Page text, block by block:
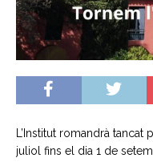
L’Institut romandrà
juliol fins el dia 1 de